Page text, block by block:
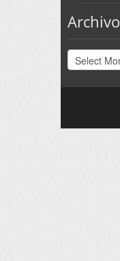
Archivo
Archivo